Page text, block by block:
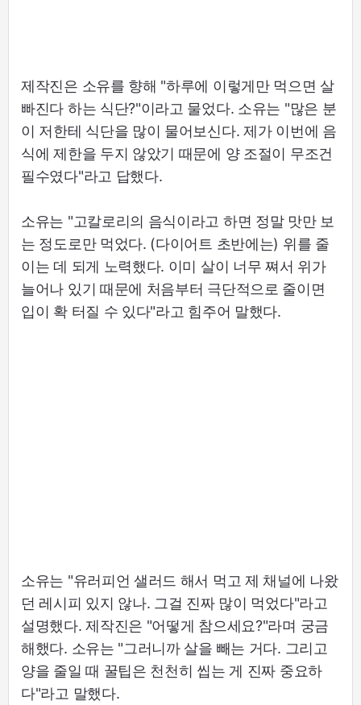
제작진은 소유를 향해 "하루에 이렇게만 먹으면 살
빠진다 하는 식단?"이라고 물었다. 소유는 "많은 분
이 저한테 식단을 많이 물어보신다. 제가 이번에 음
식에 제한을 두지 않았기 때문에 양 조절이 무조건
필수였다"라고 답했다.
소유는 "고칼로리의 음식이라고 하면 정말 맛만 보
는 정도로만 먹었다. (다이어트 초반에는) 위를 줄
이는 데 되게 노력했다. 이미 살이 너무 쪄서 위가
늘어나 있기 때문에 처음부터 극단적으로 줄이면
입이 확 터질 수 있다"라고 힘주어 말했다.
소유는 "유러피언 샐러드 해서 먹고 제 채널에 나왔
던 레시피 있지 않나. 그걸 진짜 많이 먹었다"라고
설명했다. 제작진은 "어떻게 참으세요?"라며 궁금
해했다. 소유는 "그러니까 살을 빼는 거다. 그리고
양을 줄일 때 꿀팁은 천천히 씹는 게 진짜 중요하
다"라고 말했다.